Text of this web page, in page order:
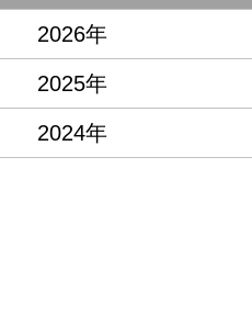
2026年
2025年
2024年